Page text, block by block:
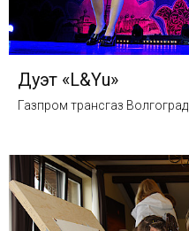
Дуэт «L&Yu»
Газпром трансгаз Волгоград